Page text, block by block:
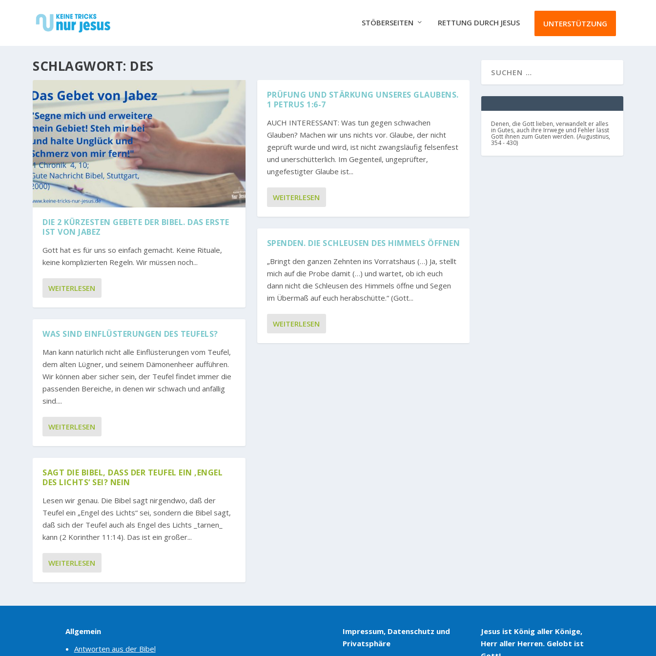
STÖBERSEITEN RETTUNG DURCH JESUS UNTERSTÜTZUNG
SCHLAGWORT: DES
DIE 2 KÜRZESTEN GEBETE DER BIBEL. DAS ERSTE
IST VON JABEZ
Gott hat es für uns so einfach gemacht. Keine Rituale,
keine komplizierten Regeln. Wir müssen noch...
WEITERLESEN
WAS SIND EINFLÜSTERUNGEN DES TEUFELS?
Man kann natürlich nicht alle Einflüsterungen vom Teufel,
dem alten Lügner, und seinem Dämonenheer aufführen.
Wir können aber sicher sein, der Teufel findet immer die
passenden Bereiche, in denen wir schwach und anfällig
sind....
WEITERLESEN
SAGT DIE BIBEL, DASS DER TEUFEL EIN ‚ENGEL D
ES LICHTS‘ SEI? NEIN
Lesen wir genau. Die Bibel sagt nirgendwo, daß der
Teufel ein „Engel des Lichts“ sei, sondern die Bibel sagt,
daß sich der Teufel auch als Engel des Lichts _tarnen_
kann (2 Korinther 11:14). Das ist ein großer...
WEITERLESEN
PRÜFUNG UND STÄRKUNG UNSERES GLAUBENS.
1 PETRUS 1:6-7
AUCH INTERESSANT: Was tun gegen schwachen
Glauben? Machen wir uns nichts vor. Glaube, der nicht
geprüft wurde und wird, ist nicht zwangsläufig felsenfest
und unerschütterlich. Im Gegenteil, ungeprüfter,
ungefestigter Glaube ist...
WEITERLESEN
SPENDEN. DIE SCHLEUSEN DES HIMMELS ÖFFNEN
„Bringt den ganzen Zehnten ins Vorratshaus (…) Ja, stellt
mich auf die Probe damit (…) und wartet, ob ich euch
dann nicht die Schleusen des Himmels öffne und Segen
im Übermaß auf euch herabschütte.“ (Gott...
WEITERLESEN
Denen, die Gott lieben, verwandelt er alles
in Gutes, auch ihre Irrwege und Fehler lässt
Gott ihnen zum Guten werden. (Augustinus,
354 - 430)
Allgemein
Antworten aus der Bibel
Impressum, Datenschutz und
Privatsphäre
Jesus ist König aller Könige,
Herr aller Herren. Gelobt ist